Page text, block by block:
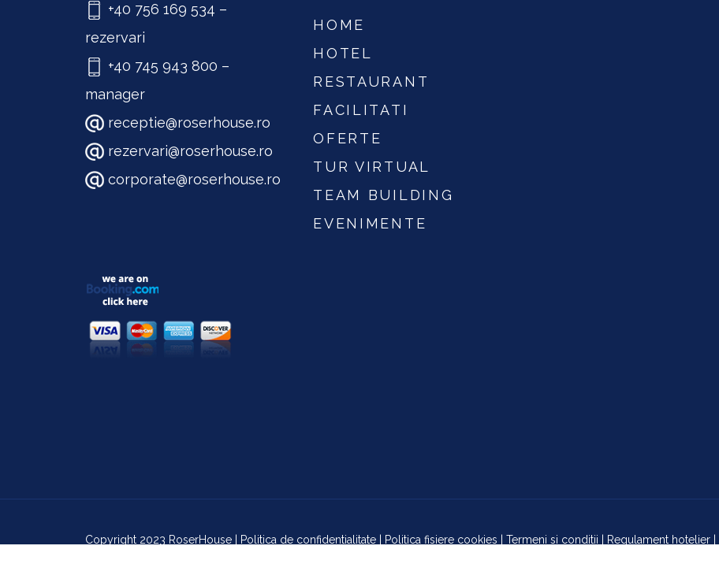
+40 756 169 534 –
rezervari
+40 745 943 800 –
manager
receptie@roserhouse.ro
rezervari@roserhouse.ro
corporate@roserhouse.ro
HOME
HOTEL
RESTAURANT
FACILITATI
OFERTE
TUR VIRTUAL
TEAM BUILDING
EVENIMENTE
Copyright 2023 RoserHouse | Politica de confidentialitate| Politica fisiere cookies Termeni si conditii Regulament hotelier|